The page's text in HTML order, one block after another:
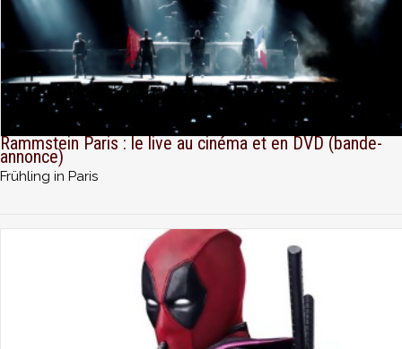
Rammstein Paris : le live au cinéma et en DVD (bande-
annonce)
Frühling in Paris